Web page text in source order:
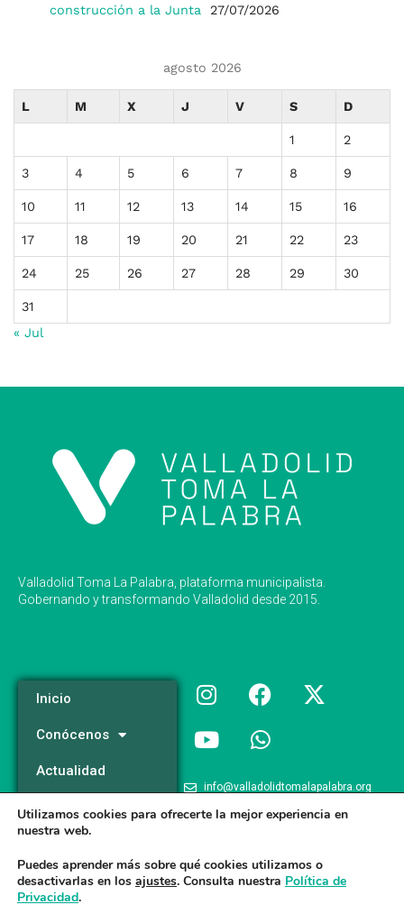
construcción a la Junta
27/07/2026
agosto 2026
L M X J V S D
1 2
3 4 5 6 7 8 9
10 11 12 13 14 15 16
17 18 19 20 21 22 23
24 25 26 27 28 29 30
31
« Jul
Valladolid Toma La Palabra, plataforma municipalista.
Gobernando y transformando Valladolid desde 2015.
Inicio
Conócenos
Actualidad
Programa
info@valladolidtomalapalabra.org
+34 983 426 124
Utilizamos cookies para ofrecerte la mejor experiencia en
nuestra web.
Puedes aprender más sobre qué cookies utilizamos o
desactivarlas en los ajustes. Consulta nuestra Política de
Privacidad.